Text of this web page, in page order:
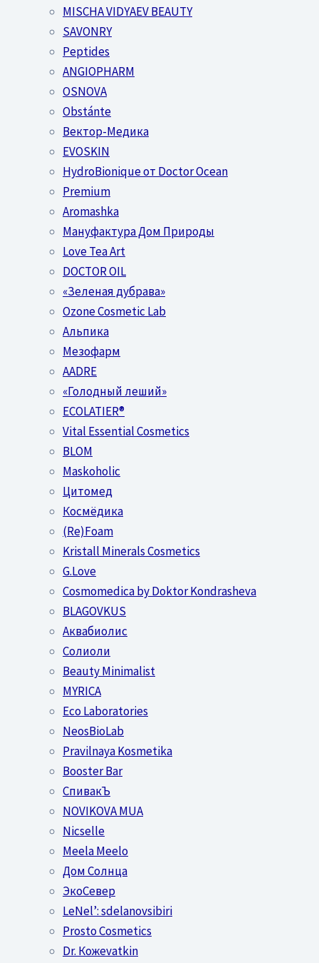
MISCHA VIDYAEV BEAUTY
SAVONRY
Peptides
ANGIOPHARM
OSNOVA
Obstánte
Вектор-Медика
EVOSKIN
HydroBionique от Doctor Ocean
Premium
Aromashka
Мануфактура Дом Природы
Love Tea Art
DOCTOR OIL
«Зеленая дубрава»
Ozone Cosmetic Lab
Альпика
Мезофарм
AADRE
«Голодный леший»
EСОLATIER®
Vital Essential Cosmetics
BLOM
Maskoholic
Цитомед
Космёдика
(Re)Foam
Kristall Minerals Cosmetics
G.Love
Cosmomedica by Doktor Kondrasheva
BLAGOVKUS
Аквабиолис
Солиоли
Beauty Minimalist
MYRICA
Eco Laboratories
NeosBioLab
Pravilnaya Kosmetika
Booster Bar
СпивакЪ
NOVIKOVA MUA
Nicselle
Meela Meelo
Дом Солнца
ЭкоСевер
LeNel’: sdelanovsibiri
Prosto Cosmetics
Dr. Кожеvatkin